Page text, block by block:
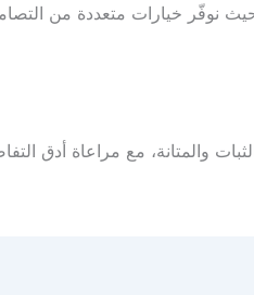
خيارات متعددة من
والمتانة، مع مراعاة أدق